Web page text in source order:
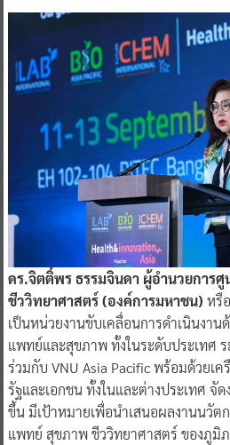
ดร.จิตติ์พร ธรรมจินดา ผู้อำนวยการศู
ชีววิทยาศาสตร์ (องค์การมหาชน) หรือ
เป็นหน่วยงานขับเคลื่อนการดำเนินงาน
แพทย์และสุขภาพ ทั้งในระดับประเทศ
ร่วมกับ VNU Asia Pacific พร้อมด้วยเ
รัฐและเอกชน ทั้งในและต่างประเทศ จัด
ขึ้น มีเป้าหมายเพื่อนำเสนอผลงานนวัต
แพทย์ สุขภาพ ชีววิทยาศาสตร์ ของภูมิ